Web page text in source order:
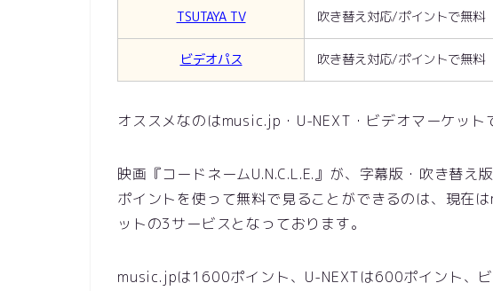
TSUTAYA TV 吹き替え対応/ポイントで無料
ビデオパス 吹き替え対応/ポイントで無料
オススメなのはmusic.jp・U-NEXT・ビデオマーケット
映画『コードネームU.N.C.L.E.』が、字幕版・吹き替え
ポイントを使って無料で見ることができるのは、現在
ットの3サービスとなっております。
music.jpは1600ポイント、U-NEXTは600ポイント、